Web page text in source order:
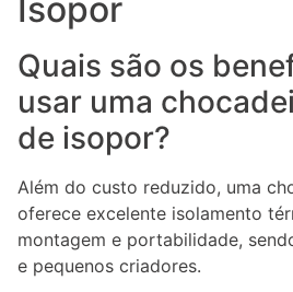
Isopor
Quais são os
usar uma
de isopor?
Além do custo reduzido, uma
oferece excelente isolamento
montagem e portabilidade,
e pequenos criadores.